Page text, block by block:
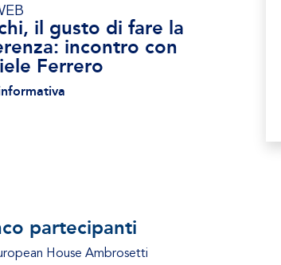
il gusto di fare la
incontro con
Ferrero
partecipanti
House Ambrosetti